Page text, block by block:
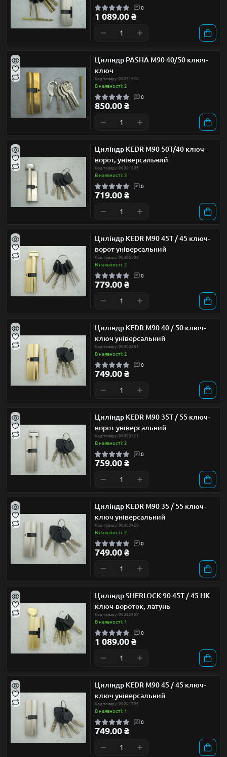
0
1 089.00 ₴
Циліндр PASHA М90 40/50 ключ-
ключ
Код товару: 00041420
В наявності: 2
0
850.00 ₴
Циліндр KEDR М90 50Т/40 ключ-
ворот, універсальний
Код товару: 00001293
В наявності: 2
0
719.00 ₴
Циліндр KEDR М90 45Т / 45 ключ-
ворот універсальний
Код товару: 00005306
В наявності: 2
0
779.00 ₴
Циліндр KEDR М90 40 / 50 ключ-
ключ універсальний
Код товару: 00002661
В наявності: 2
0
749.00 ₴
Циліндр KEDR М90 35Т / 55 ключ-
ворот універсальний
Код товару: 00003421
В наявності: 2
0
759.00 ₴
Циліндр KEDR М90 35 / 55 ключ-
ключ універсальний
Код товару: 00003420
В наявності: 2
0
749.00 ₴
Циліндр SHERLOCK 90 45Т / 45 НК
ключ-вороток, латунь
Код товару: 00022957
В наявності: 1
0
1 089.00 ₴
Циліндр KEDR М90 45 / 45 ключ-
ключ універcальний
Код товару: 00001705
В наявності: 1
0
749.00 ₴